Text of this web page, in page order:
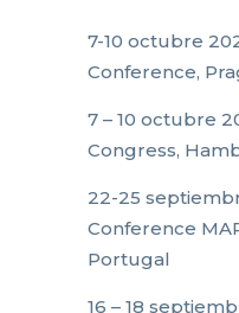
7-10 octubre
Conference,
7 – 10 octubre
Congress,
22-25
Conference
Portugal
16 – 18